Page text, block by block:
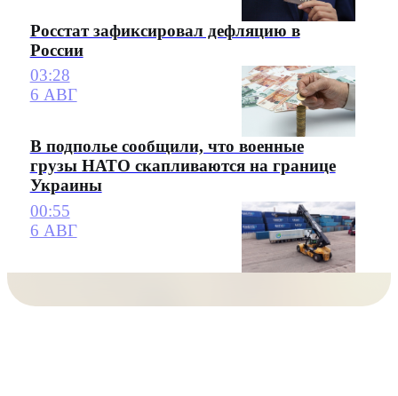
Росстат зафиксировал дефляцию в
России
03:28
6 АВГ
В подполье сообщили, что военные
грузы НАТО скапливаются на границе
Украины
00:55
6 АВГ